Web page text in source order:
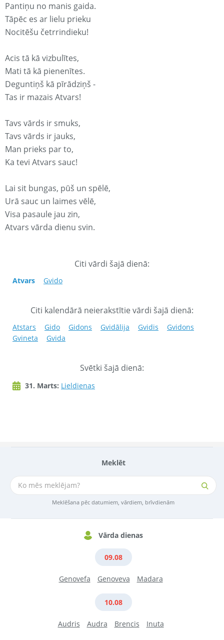
Meklēt
Meklēšana pēc datumiem, vārdiem, brīvdienām
Vārda dienas
09.08
Genovefa Genoveva Madara
10.08
Audris Audra Brencis Inuta
Pantiņu no manis gaida.
Tāpēc es ar lielu prieku
Nocitēšu četrrindieku!
Acis tā kā vizbulītes,
Mati tā kā pienenītes.
Deguntiņš kā pīrādziņš -
Tas ir mazais Atvars!
Tavs vārds ir smuks,
Tavs vārds ir jauks,
Man prieks par to,
Ka tevi Atvars sauc!
Lai sit bungas, pūš un spēlē,
Urā sauc un laimes vēlē,
Visa pasaule jau zin,
Atvars vārda dienu svin.
Citi vārdi šajā dienā:
Atvars Gvido
Citi kalendārā neierakstītie vārdi šajā dienā:
Atstars Gido Gidons Gvidālija Gvidis
Gvidons
Gvineta
Gvida
Svētki šajā dienā:
31. Marts: Lieldienas